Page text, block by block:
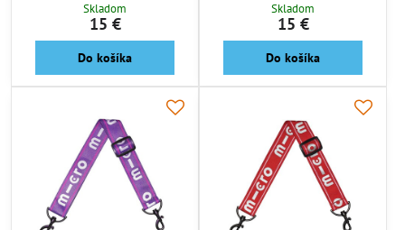
Skladom
15 €
Do košíka
Skladom
15 €
Do košíka